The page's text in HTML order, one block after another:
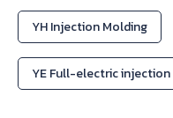
YH Injection Molding
YE Full-electric injection